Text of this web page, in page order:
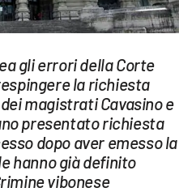
gli errori della Corte
la richiesta
magistrati Cavasino e
presentato richiesta
dopo aver emesso la
hanno già definito
vibonese